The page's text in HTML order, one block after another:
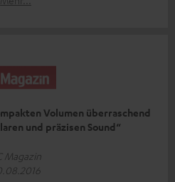
Volumen überraschend
und präzisen Sound“
Magazin